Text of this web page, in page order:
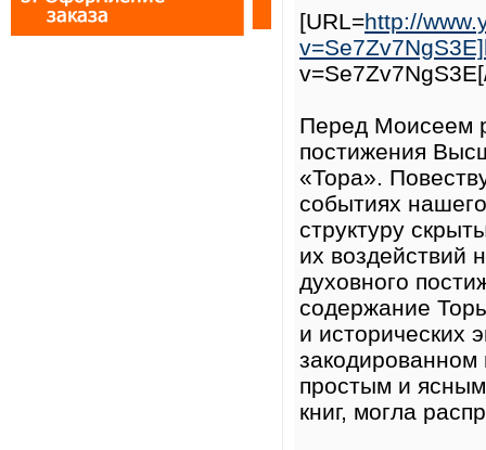
[URL=http://
Перед Моисеем
постижения
«Тора».
событиях
структуру
их воздействий
духовного
содержание
и исторических
закодированном
простым и
книг, могла